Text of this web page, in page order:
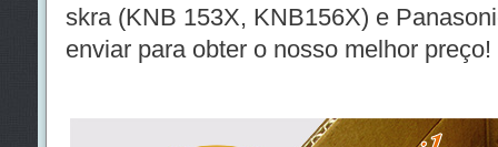
skra (KNB 153X, KNB156X) e
enviar para obter o nosso melhor preço!